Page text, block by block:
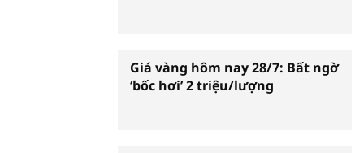
Giá vàng hôm nay 28/7: Bất ngờ
‘bốc hơi’ 2 triệu/lượng